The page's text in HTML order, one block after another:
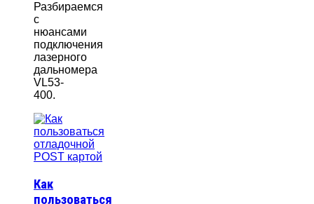
Разбираемся
с
нюансами
подключения
лазерного
дальномера
VL53-
400.
Как
пользоваться